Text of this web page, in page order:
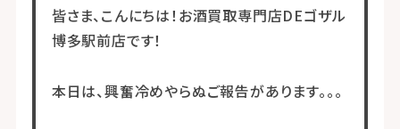
皆さま、こんにちは！お酒買取専門店DEゴザル
博多駅前店です！
本日は、興奮冷めやらぬご報告があります。。。